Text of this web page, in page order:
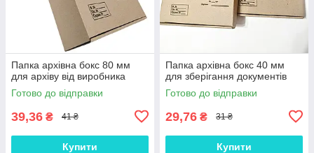
Папка архівна бокс 80 мм
для архіву від виробника
Готово до відправки
39,36 ₴ 41 ₴
Купити
Папка архівна бокс 40 мм
для зберігання документів
Готово до відправки
29,76 ₴ 31 ₴
Купити